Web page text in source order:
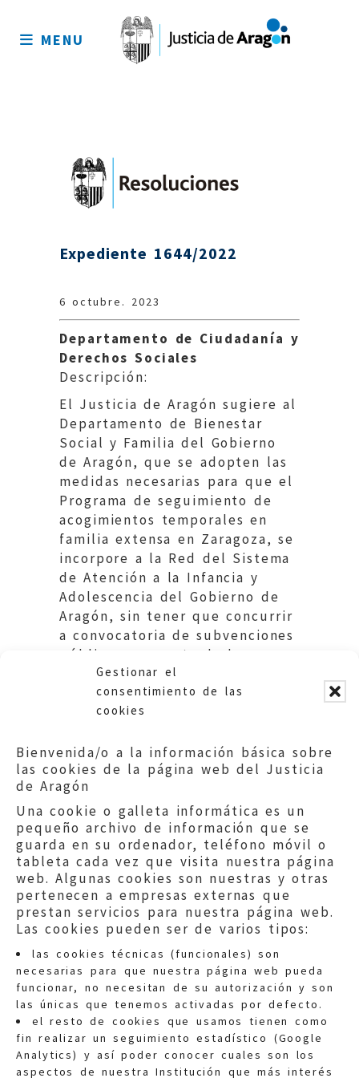
Gestionar el
consentimiento de las
cookies
Bienvenida/o a la información básica sobre
las cookies de la página web del Justicia
de Aragón
Una cookie o galleta informática es un
pequeño archivo de información que se
guarda en su ordenador, teléfono móvil o
tableta cada vez que visita nuestra página
web. Algunas cookies son nuestras y otras
pertenecen a empresas externas que
prestan servicios para nuestra página web.
Las cookies pueden ser de varios tipos:
las cookies técnicas (funcionales) son
necesarias para que nuestra página web pueda
funcionar, no necesitan de su autorización y son
las únicas que tenemos activadas por defecto.
el resto de cookies que usamos tienen como
fin realizar un seguimiento estadístico (Google
Analytics) y así poder conocer cuales son los
aspectos de nuestra Institución que más interés
sitio
MENU
Expediente 1644/2022
6 octubre. 2023
Departamento de Ciudadanía y
Derechos Sociales
Descripción:
El Justicia de Aragón sugiere al
Departamento de Bienestar
Social y Familia del Gobierno
de Aragón, que se adopten las
medidas necesarias para que el
Programa de seguimiento de
acogimientos temporales en
familia extensa en Zaragoza, se
incorpore a la Red del Sistema
de Atención a la Infancia y
Adolescencia del Gobierno de
Aragón, sin tener que concurrir
a convocatoria de subvenciones
públicas por parte de la
entidad social que lo realiza.
Quejas:quejas@eljusticiadearagon.es
Información general:
informacion@eljusticiadearagon.es